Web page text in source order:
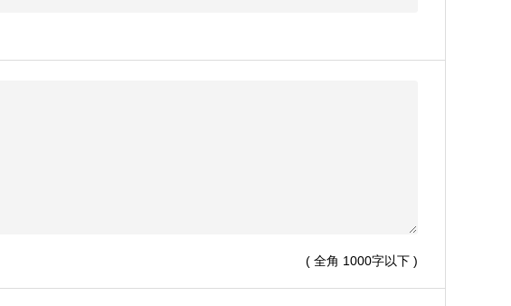
( 全角 1000字以下 )